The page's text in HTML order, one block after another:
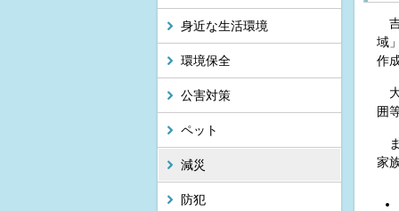
身近な生活環境
環境保全
公害対策
ペット
減災
防犯
吉
域
作
大
囲
ま
家